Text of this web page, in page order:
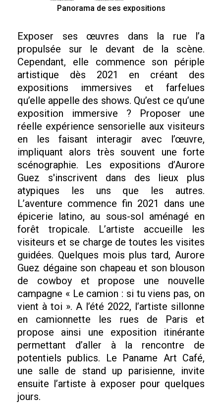
Panorama de ses expositions
Exposer ses œuvres dans la rue l’a
propulsée sur le devant de la scène.
Cependant, elle commence son périple
artistique dès 2021 en créant des
expositions immersives et farfelues
qu’elle appelle des shows. Qu’est ce qu’une
exposition immersive ? Proposer une
réelle expérience sensorielle aux visiteurs
en les faisant interagir avec l’œuvre,
impliquant alors très souvent une forte
scénographie. Les expositions d’Aurore
Guez s'inscrivent dans des lieux plus
atypiques les uns que les autres.
L’aventure commence fin 2021 dans une
épicerie latino, au sous-sol aménagé en
forêt tropicale. L’artiste accueille les
visiteurs et se charge de toutes les visites
guidées. Quelques mois plus tard, Aurore
Guez dégaine son chapeau et son blouson
de cowboy et propose une nouvelle
campagne « Le camion : si tu viens pas, on
vient à toi ». A l’été 2022, l’artiste sillonne
en camionnette les rues de Paris et
propose ainsi une exposition itinérante
permettant d’aller à la rencontre de
potentiels publics. Le Paname Art Café,
une salle de stand up parisienne, invite
ensuite l’artiste à exposer pour quelques
jours.